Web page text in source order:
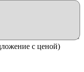
с ценой)